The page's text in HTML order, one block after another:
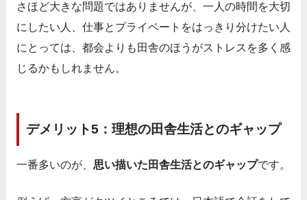
さほど大きな問題ではありませんが、一人の時間を大切
にしたい人、仕事とプライベートをはっきり分けたい人
にとっては、都会よりも田舎のほうがストレスを多く感
じるかもしれません。
デメリット5：理想の田舎生活とのギャップ
一番多いのが、 思い描いた田舎生活とのギャップです。